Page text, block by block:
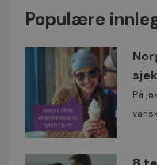
Populære
På